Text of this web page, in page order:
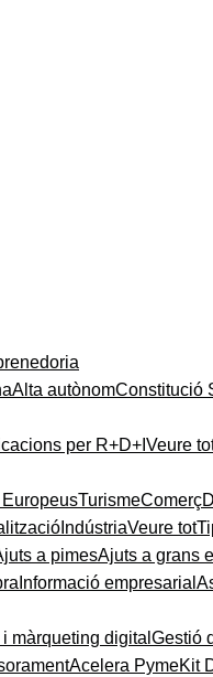
Alta autònomConstitució
per R+D+I Veure
TurismeComerç
IndústriaVeure tot
a pimesAjuts a grans
Informació empresarial
màrqueting digital Gestió
Acelera PymeKit